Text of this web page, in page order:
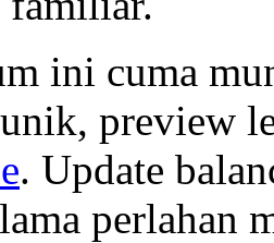
ini cuma
preview
. Update
perlahan